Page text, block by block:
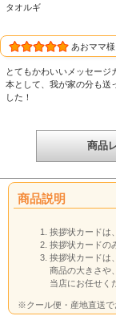
タオルギ
あおママ様
とてもかわいいメッセージ
本として、我が家の分も送
した！
商品
商品説明
挨拶状カードは
挨拶状カードの
挨拶状カードは
商品の大きさや
当店にお任せく
※クール便・産地直送で